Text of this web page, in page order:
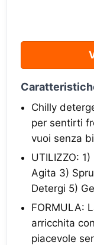
Chilly
per sentirti
vuoi senza
UTILIZZO:
Agita 3)
Detergi 5)
FORMULA:
arricchita
piacevole